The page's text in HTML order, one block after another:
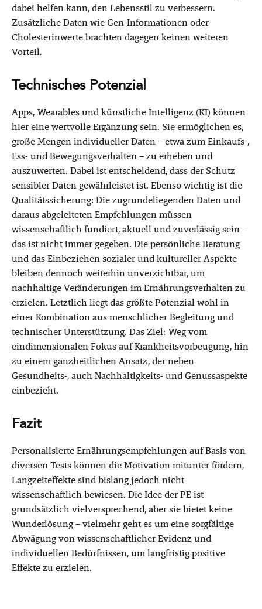
dabei helfen kann, den Lebensstil zu verbessern.
Zusätzliche Daten wie Gen-Informationen oder
Cholesterinwerte brachten dagegen keinen weiteren
Vorteil.
Technisches Potenzial
Apps, Wearables und künstliche Intelligenz (KI) können
hier eine wertvolle Ergänzung sein. Sie ermöglichen es,
große Mengen individueller Daten – etwa zum Einkaufs-,
Ess- und Bewegungsverhalten – zu erheben und
auszuwerten. Dabei ist entscheidend, dass der Schutz
sensibler Daten gewährleistet ist. Ebenso wichtig ist die
Qualitätssicherung: Die zugrundeliegenden Daten und
daraus abgeleiteten Empfehlungen müssen
wissenschaftlich fundiert, aktuell und zuverlässig sein –
das ist nicht immer gegeben. Die persönliche Beratung
und das Einbeziehen sozialer und kultureller Aspekte
bleiben dennoch weiterhin unverzichtbar, um
nachhaltige Veränderungen im Ernährungsverhalten zu
erzielen. Letztlich liegt das größte Potenzial wohl in
einer Kombination aus menschlicher Begleitung und
technischer Unterstützung. Das Ziel: Weg vom
eindimensionalen Fokus auf Krankheitsvorbeugung, hin
zu einem ganzheitlichen Ansatz, der neben
Gesundheits-, auch Nachhaltigkeits- und Genussaspekte
einbezieht.
Fazit
Personalisierte Ernährungsempfehlungen auf Basis von
diversen Tests können die Motivation mitunter fördern,
Langzeiteffekte sind bislang jedoch nicht
wissenschaftlich bewiesen. Die Idee der PE ist
grundsätzlich vielversprechend, aber sie bietet keine
Wunderlösung – vielmehr geht es um eine sorgfältige
Abwägung von wissenschaftlicher Evidenz und
individuellen Bedürfnissen, um langfristig positive
Effekte zu erzielen.